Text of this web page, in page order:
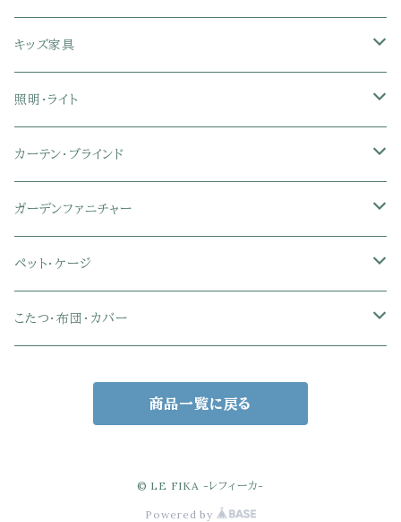
ソファベッド
マットレス
セミシングル
シングル
セミシングル
シングル
セミダブル
ダブル
こたつ布団
シングル
セミダブル
ダブル
クイーン
キング
木製ダイニング
スチール脚ダイニング
伸縮式テーブル
学習机
ツインデスク
デスクセット
サイドワゴン・チェスト
木製デスク
ガラスデスク
幅101～120cmデスク
幅121～160cmデスク
ハイバックオフィスチェア
メッシュオフィスチェア
スツール・オットマン
学習椅子
ファブリックチェア
革・レザー・合皮チェア
スチール脚チェア
木脚チェア
オフィス収納
オフィス雑貨
オフィス家電
タオルハンガー
洗濯カゴ・ワゴン
物干しスタンド
トイレ用品
トイレットペーパーホルダー
バス用品・バスマット
タオル
食器・食器スタンド
キャニスター・ディスペンサー
コーヒーサーバー
エコバッグ
玄関小物・傘
キッズ家具
絵本ラック・本棚
ラック・ランドセルラック
おもちゃ・キッズ収納
学習机・学習椅子
チェア・ベビーチェア・ソファ
その他のキッズ家具
照明・ライト
シーリングライト
シーリングファンライト
ペンダントライト
スポットライト
カーテン・ブラインド
ドレープカーテン
レースカーテン
カーテンセット
ガーデンファニチャー
ガーデンフェンス・アーチ
ガーデンテーブル・チェア・ベンチ
サンシェード・日よけ
ペット・ケージ
ケージ
こたつ・布団・カバー
商品一覧に戻る
© LE FIKA -レフィーカ-
Powered by